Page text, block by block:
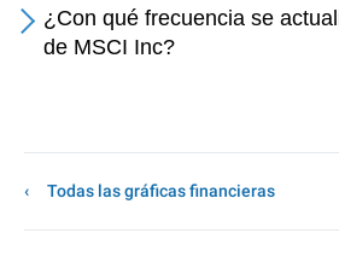
¿Con qué frecuencia se
de MSCI Inc?
Todas las gráficas financieras